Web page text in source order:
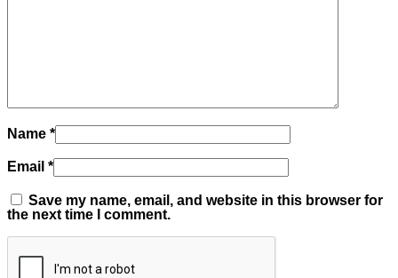
Name *
Email *
Save my name, email, and website in this browser for
the next time I comment.